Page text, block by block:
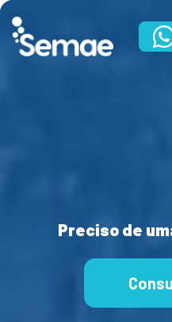
Skip
content
Preciso de